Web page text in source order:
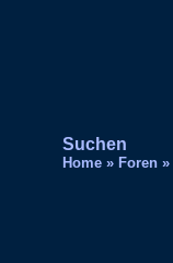
Suchen
Home» Foren»